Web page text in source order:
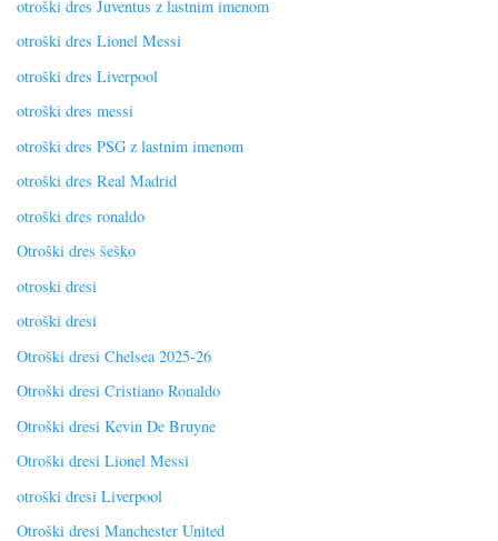
otroški dres Juventus z lastnim imenom
otroški dres Lionel Messi
otroški dres Liverpool
otroški dres messi
otroški dres PSG z lastnim imenom
otroški dres Real Madrid
otroški dres ronaldo
Otroški dres šeško
otroski dresi
otroški dresi
Otroški dresi Chelsea 2025-26
Otroški dresi Cristiano Ronaldo
Otroški dresi Kevin De Bruyne
Otroški dresi Lionel Messi
otroški dresi Liverpool
Otroški dresi Manchester United